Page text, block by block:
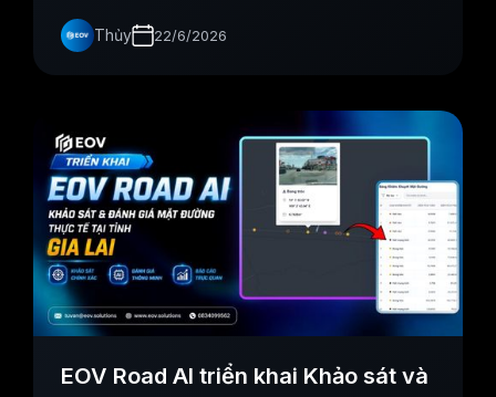
Thủy 22/6/2026
EOV Road AI triển khai Khảo sát và